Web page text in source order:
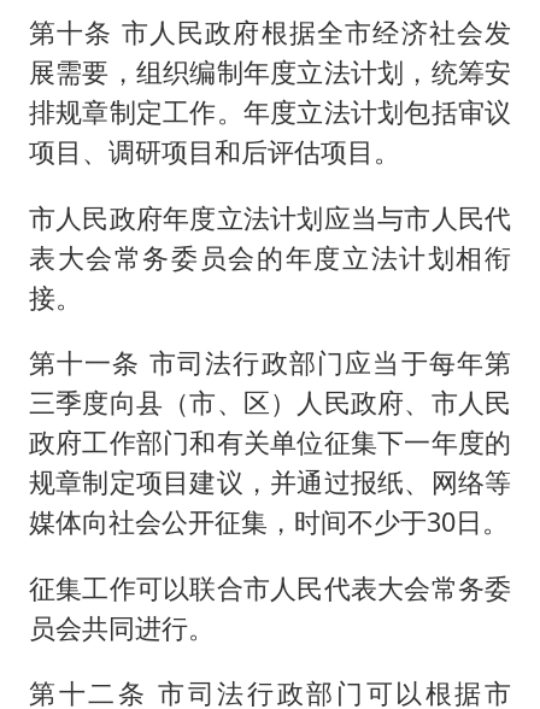
第十条 市人民政府根据全市经济社会发
展需要，组织编制年度立法计划，统筹安
排规章制定工作。年度立法计划包括审议
项目、调研项目和后评估项目。
市人民政府年度立法计划应当与市人民代
表大会常务委员会的年度立法计划相衔
接。
第十一条 市司法行政部门应当于每年第
三季度向县（市、区）人民政府、市人民
政府工作部门和有关单位征集下一年度的
规章制定项目建议，并通过报纸、网络等
媒体向社会公开征集，时间不少于30日。
征集工作可以联合市人民代表大会常务委
员会共同进行。
第十二条 市司法行政部门可以根据市